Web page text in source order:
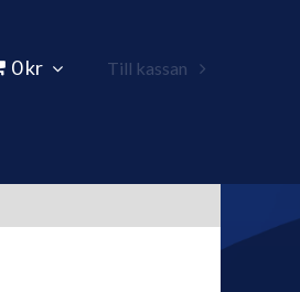
0 kr Till kassan